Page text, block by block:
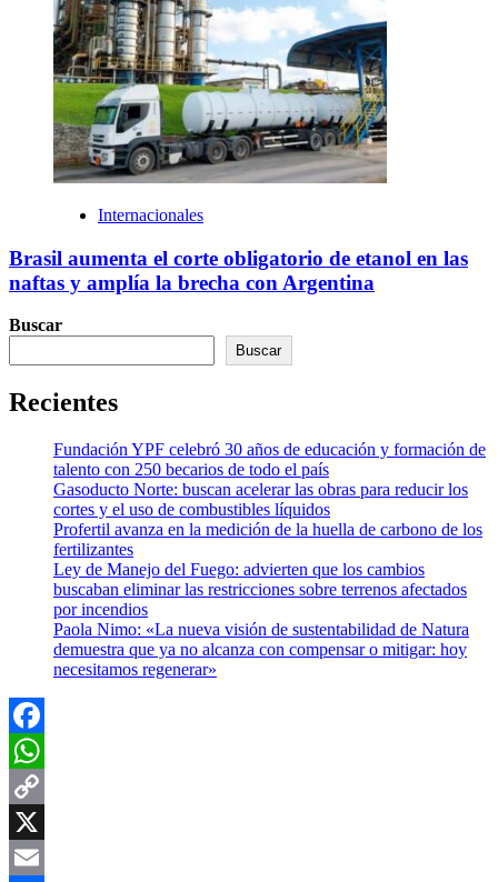
Internacionales
Brasil aumenta el corte obligatorio de etanol en las
naftas y amplía la brecha con Argentina
Buscar
Buscar
Recientes
Fundación YPF celebró 30 años de educación y formación de
talento con 250 becarios de todo el país
Gasoducto Norte: buscan acelerar las obras para reducir los
cortes y el uso de combustibles líquidos
Profertil avanza en la medición de la huella de carbono de los
fertilizantes
Ley de Manejo del Fuego: advierten que los cambios
buscaban eliminar las restricciones sobre terrenos afectados
por incendios
Paola Nimo: «La nueva visión de sustentabilidad de Natura
demuestra que ya no alcanza con compensar o mitigar: hoy
necesitamos regenerar»
Facebook
WhatsApp
Copy
Link
X